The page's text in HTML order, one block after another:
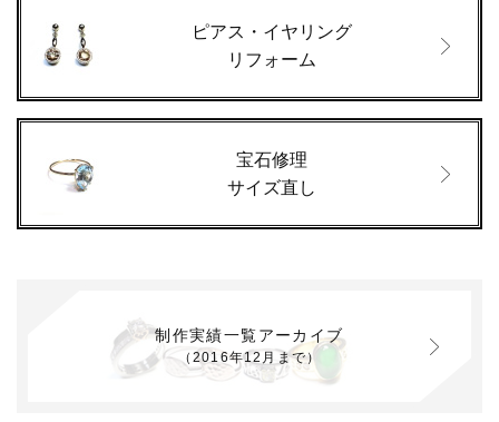
ピアス・イヤリング
リフォーム
宝石修理
サイズ直し
制作実績一覧アーカイブ
（2016年12月まで）